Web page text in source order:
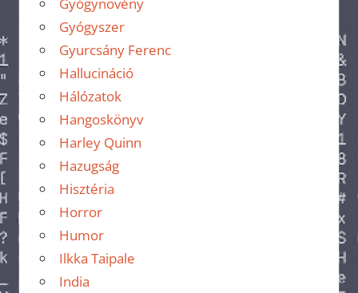
Gyógyszer
Gyurcsány Ferenc
Hallucináció
Hálózatok
Hangoskönyv
Harley Quinn
Hazugság
Hisztéria
Horror
Humor
Ilkka Taipale
India